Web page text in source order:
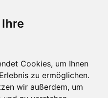
Cookies, um Ihnen
zu ermöglichen.
wir außerdem, um
Merken Details